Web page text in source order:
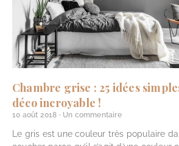
Chambre grise : 25 idées
déco incroyable !
10 août 2018 Un commentaire
Le gris est une couleur très populaire